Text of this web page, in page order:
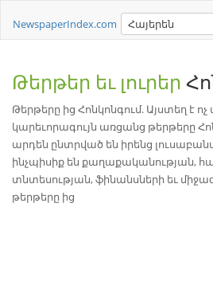
NewspaperIndex.com Հայերեն
Թերթեր եւ լուրեր
Թերթերը ից Հոնկոնգում. Այստեղ է
կարեւորագույն առցանց թերթերը
արդեն ընտրված են իրենց
ինչպիսիք են քաղաքականության,
տնտեսության, ֆինանսների եւ
թերթերը ից